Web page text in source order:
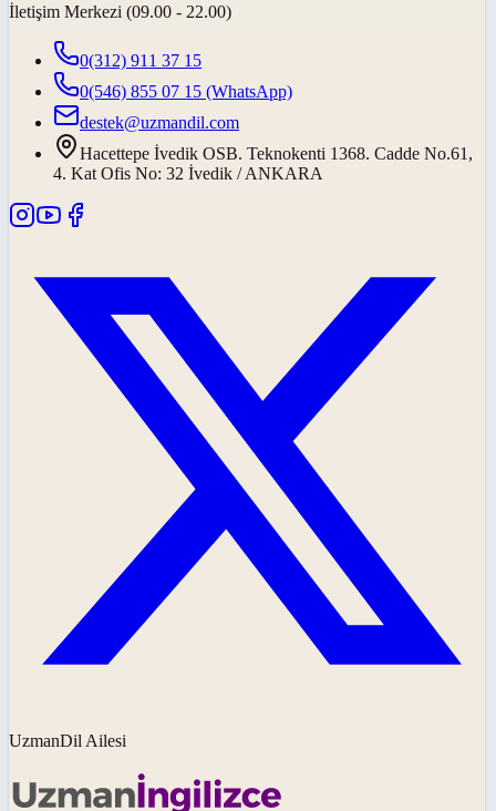
İletişim Merkezi (09.00 - 22.00)
0(312) 911 37 15
0(546) 855 07 15 (WhatsApp)
destek@uzmandil.com
Hacettepe İvedik OSB. Teknokenti 1368. Cadde No.61,
4. Kat Ofis No: 32 İvedik / ANKARA
UzmanDil Ailesi